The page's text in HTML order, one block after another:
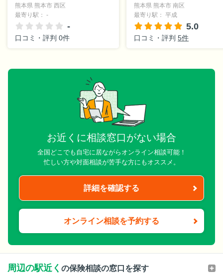
熊本県 熊本市 西区
最寄り駅： -
-
口コミ・評判 0件
熊本県 熊本市 南区
最寄り駅： 平成
5.0
口コミ・評判 5件
お近くに相談窓口がない場合
全国どこでも自宅に居ながらオンライン相談可能！
忙しい方や対面相談が苦手な方にもオススメ。
詳細を確認する
オンライン相談を予約する
周辺の駅近く の保険相談の窓口を探す